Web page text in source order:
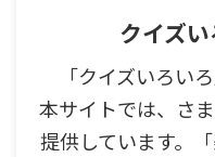
クイズ
「クイズいろい
本サイトでは、さ
提供しています。